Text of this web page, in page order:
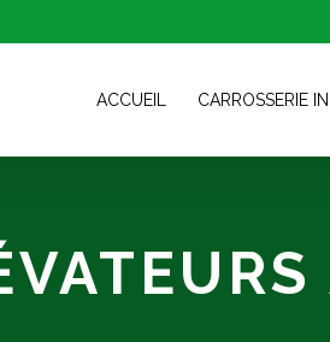
ACCUEIL CARROSSERIE